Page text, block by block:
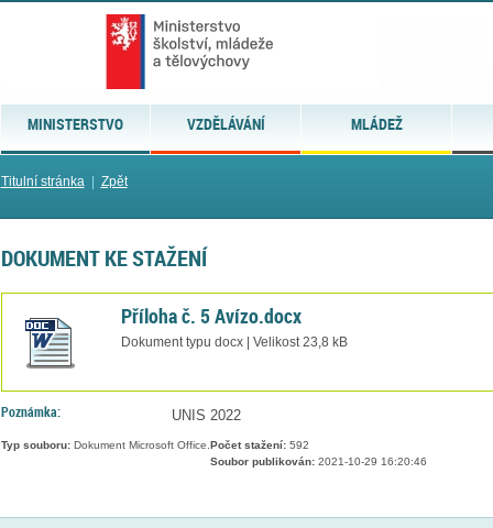
MINISTERSTVO VZDĚLÁVÁNÍ MLÁDEŽ
Titulní stránka| Zpět
DOKUMENT KE STAŽENÍ
Příloha č. 5 Avízo.docx
Dokument typu docx | Velikost 23,8 kB
Poznámka: UNIS 2022
Typ souboru:Dokument Microsoft Office. Počet stažení:592
Soubor publikován:2021-10-29 16:20:46